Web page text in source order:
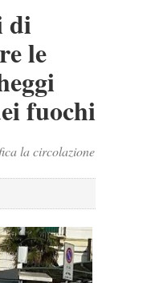
di
le
fuochi
la circolazione